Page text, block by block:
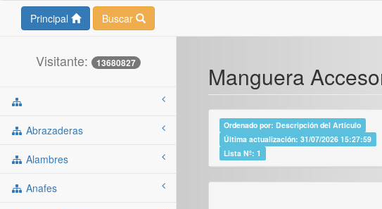
Principal Buscar
Visitante: 13680827
Abrazaderas
Alambres
Anafes
Manguera
Ordenado por: Descripción del Artículo
Última actualización: 31/07/2026 15:27:59
Lista Nº: 1